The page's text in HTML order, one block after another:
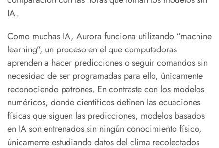
IA.
Como muchas IA, Aurora funciona utilizando “machine
learning”, un proceso en el que computadoras
aprenden a hacer predicciones o seguir comandos sin
necesidad de ser programadas para ello, únicamente
reconociendo patrones. En contraste con los modelos
numéricos, donde científicos definen las ecuaciones
físicas que siguen las predicciones, modelos basados
en IA son entrenados sin ningún conocimiento físico,
únicamente estudiando datos del clima recolectados